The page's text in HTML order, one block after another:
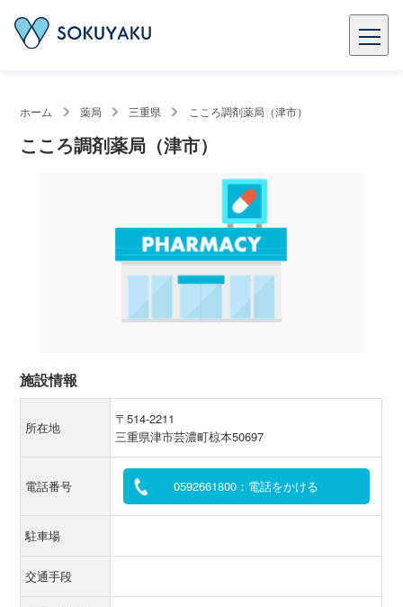
ホーム 薬局 三重県 こころ調剤薬局（津市）
こころ調剤薬局（津市）
施設情報
所在地
〒514-2211
三重県津市芸濃町椋本50697
電話番号 0592661800：電話をかける
駐車場
交通手段